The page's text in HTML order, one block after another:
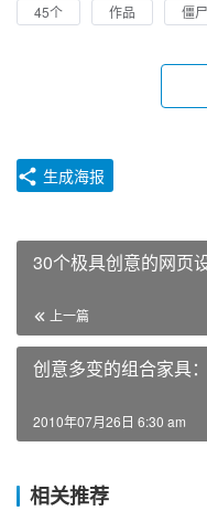
45个 作品 僵尸
生成海报
30个极具创意的网页
上一篇
创意多变的组合家具
2010年07月26日 6:30 am
相关推荐